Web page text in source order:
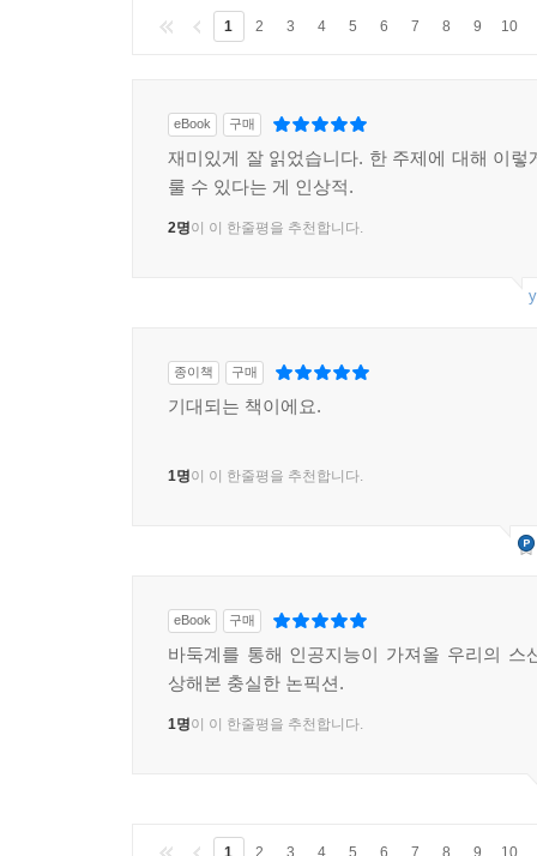
1 2 3 4 5 6 7 8 9 10
eBook 구매
재미있게 잘 읽었습니다. 한 주제에 대해 이렇
룰 수 있다는 게 인상적.
2명이 이 한줄평을 추천합니다.
종이책 구매
기대되는 책이에요.
1명이 이 한줄평을 추천합니다.
eBook 구매
바둑계를 통해 인공지능이 가져올 우리의 스
상해본 충실한 논픽션.
1명이 이 한줄평을 추천합니다.